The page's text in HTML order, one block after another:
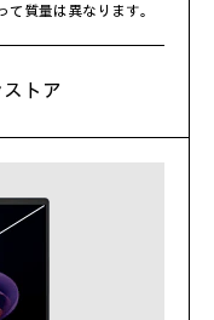
質量は異なります。
トア